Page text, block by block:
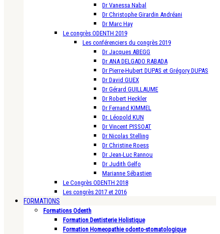
Dr Vanessa Nabal
Dr Christophe Girardin Andréani
Dr Marc Hay
Le congrès ODENTH 2019
Les conférenciers du congrès 2019
Dr Jacques ABEGG
Dr ANA DELGADO RABADA
Dr Pierre-Hubert DUPAS et Grégory DUPAS
Dr David GUEX
Dr Gérard GUILLAUME
Dr Robert Heckler
Dr Fernand KIMMEL
Dr. Léopold KUN
Dr Vincent PISSOAT
Dr Nicolas Stelling
Dr Christine Roess
Dr Jean-Luc Rannou
Dr Judith Gelfo
Marianne Sébastien
Le Congrès ODENTH 2018
Les congrès 2017 et 2016
FORMATIONS
Formations Odenth
Formation Dentisterie Holistique
Formation Homeopathie odonto-stomatologique